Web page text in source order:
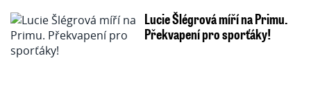
Lucie Šlégrová míří na Primu.
Překvapení pro sporťáky!